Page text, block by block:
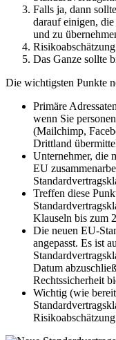
Falls ja, dann
darauf einigen, die
und zu
Das Ganze sollte
Die wichtigsten Punkte
Primäre
wenn Sie
(Mailchimp,
Drittland
Unternehmer, die
EU
Treffen diese
Klauseln bis zum
Die neuen EU-
angepasst. Es ist
Datum
Rechtssicherheit
Wichtig (wie